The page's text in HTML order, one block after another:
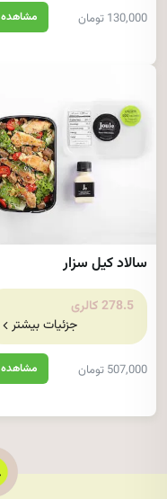
130,000 تومان مشاهده
سالاد کیل سزار
278.5 کالری
جزئیات بیشتر
507,000 تومان مشاهده